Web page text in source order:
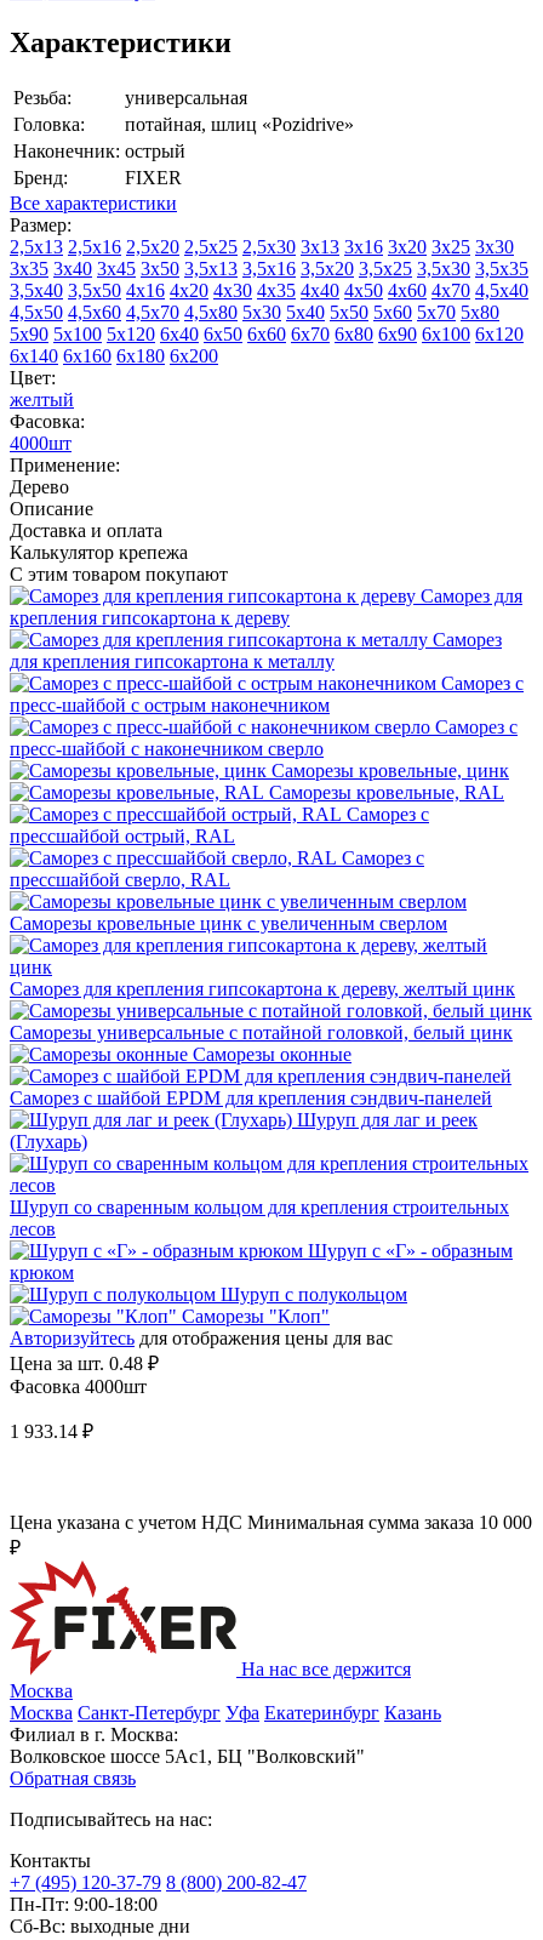
Характеристики
Резьба:
универсальная
Головка:
потайная, шлиц «Pozidrive»
Наконечник: острый
Бренд:
FIXER
Все характеристики
Размер:
2,5х13 2,5х16 2,5х20 2,5х25 2,5х30 3х13 3х16 3х20 3х25 3х30
3х35 3х40 3х45 3х50 3,5х13 3,5х16 3,5х20 3,5х25 3,5х30 3,5х35
3,5х40 3,5х50 4х16 4х20 4х30 4х35 4х40 4х50 4х60 4х70 4,5х40
4,5х50 4,5х60 4,5х70 4,5х80 5х30 5х40 5х50 5х60 5х70 5х80
5х90 5х100 5х120 6х40 6х50 6х60 6х70 6х80 6х90 6х100 6х120
6х140 6х160 6х180 6х200
Цвет:
желтый
Фасовка:
4000шт
Применение:
Дерево
Описание
Доставка и оплата
Калькулятор крепежа
С этим товаром покупают
Саморез для
крепления гипсокартона к дереву
Саморез
для крепления гипсокартона к металлу
Саморез с
пресс‑шайбой с острым наконечником
Саморез с
пресс‑шайбой с наконечником сверло
Саморезы кровельные, цинк
Саморезы кровельные, RAL
Саморез с
прессшайбой острый, RAL
Саморез с
прессшайбой сверло, RAL
Саморезы кровельные цинк с увеличенным сверлом
Саморез для крепления гипсокартона к дереву, желтый цинк
Саморезы универсальные с потайной головкой, белый цинк
Саморезы оконные
Саморез с шайбой EPDM для крепления сэндвич-панелей
Шуруп для лаг и реек
(Глухарь)
Шуруп со сваренным кольцом для крепления строительных
лесов
Шуруп с «Г» - образным
крюком
Шуруп с полукольцом
Саморезы "Клоп"
Авторизуйтесь для отображения цены для вас
Цена за шт. 0.48 ₽
Фасовка 4000шт
1 933.14 ₽
Цена указана с учетом НДС Минимальная сумма заказа 10 000
₽
На нас все держится
Москва
Москва Санкт-Петербург Уфа Екатеринбург Казань
Филиал в г. Москва:
Волковское шоссе 5Ас1, БЦ "Волковский"
Обратная связь
Подписывайтесь на нас:
Контакты
+7 (495) 120-37-79 8 (800) 200-82-47
Пн-Пт: 9:00-18:00
Сб-Вс: выходные дни